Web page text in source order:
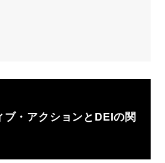
ブ・アクションとDEIの関